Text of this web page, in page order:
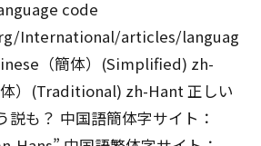
code
International/articles/languag
（簡体）(Simplified) zh-
）(Traditional) zh-Hant 正しい
説も？ 中国語簡体字サイト：